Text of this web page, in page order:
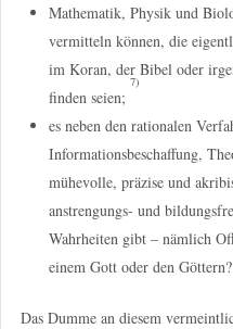
Mathematik, Physik und
vermitteln können, die
im Koran, der Bibel oder
finden seien;
7)
es neben den rationalen
Informationsbeschaffung,
mühevolle, präzise und
anstrengungs- und
Wahrheiten gibt – nämlich
einem Gott oder den Göttern?
Das Dumme an diesem